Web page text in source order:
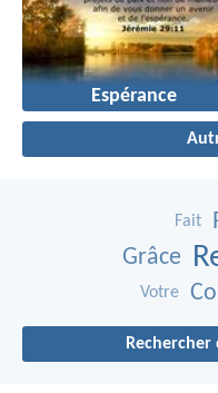
Espérance
Fait
Grâce
Votre